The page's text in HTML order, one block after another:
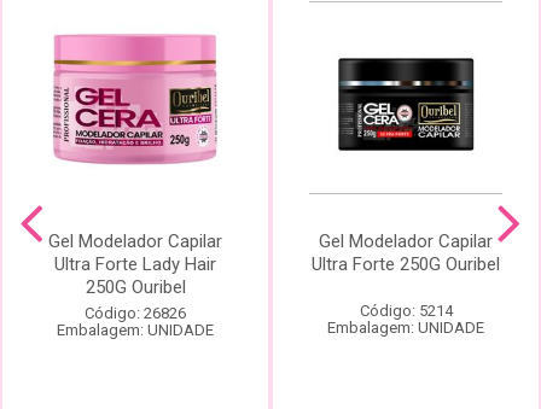
Gel Modelador Capilar
Ultra Forte Lady Hair
250G Ouribel
Código: 26826
Embalagem: UNIDADE
Gel Modelador Capilar
Ultra Forte 250G Ouribel
Código: 5214
Embalagem: UNIDADE